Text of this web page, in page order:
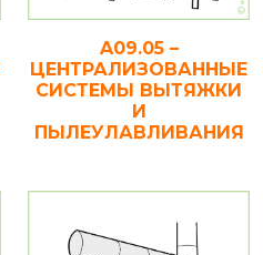
A09.05 –
ЦЕНТРАЛИЗОВАННЫЕ
СИСТЕМЫ ВЫТЯЖКИ
И
ПЫЛЕУЛАВЛИВАНИЯ